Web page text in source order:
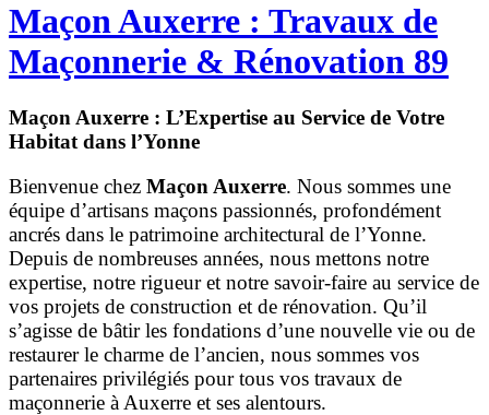
Maçon Auxerre : Travaux de
Maçonnerie & Rénovation 89
Maçon Auxerre : L’Expertise au Service de Votre
Habitat dans l’Yonne
Bienvenue chez Maçon Auxerre. Nous sommes une
équipe d’artisans maçons passionnés, profondément
ancrés dans le patrimoine architectural de l’Yonne.
Depuis de nombreuses années, nous mettons notre
expertise, notre rigueur et notre savoir-faire au service de
vos projets de construction et de rénovation. Qu’il
s’agisse de bâtir les fondations d’une nouvelle vie ou de
restaurer le charme de l’ancien, nous sommes vos
partenaires privilégiés pour tous vos travaux de
maçonnerie à Auxerre et ses alentours.